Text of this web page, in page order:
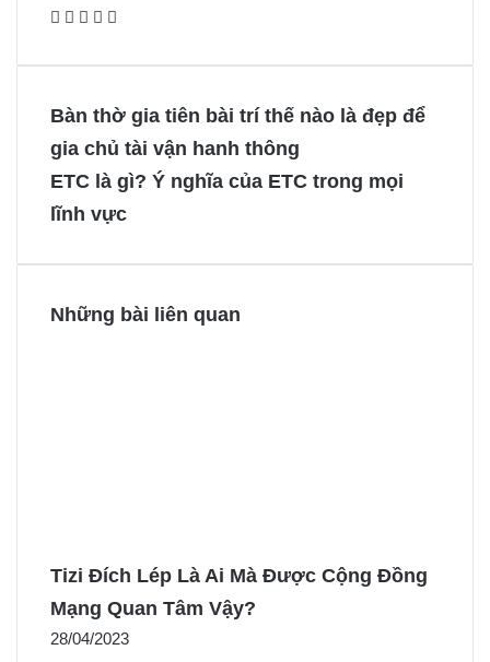
F
o
o
k
X P
r
e
s
M
n
g
e
n
g
e
Bàn thờ gia tiên bài trí thế nào là đẹp để
gia chủ tài vận hanh thông
ETC là gì? Ý nghĩa của ETC trong mọi
lĩnh vực
Những bài liên quan
Tizi Đích Lép Là Ai Mà Được Cộng Đồng
Mạng Quan Tâm Vậy?
28/04/2023